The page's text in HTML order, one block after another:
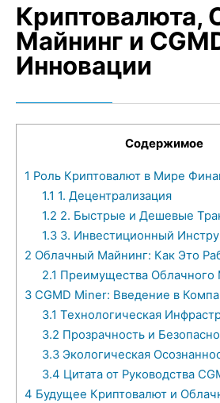
Криптовалюта,
Майнинг и
Инновации
Содержимое
1 Роль Криптовалют в Мире
1.1 1. Децентрализация
1.2 2. Быстрые и Дешевые
1.3 3. Инвестиционный
2 Облачный Майнинг: Как Это
2.1 Преимущества Облачного
3 CGMD Miner: Введение в
3.1 Технологическая
3.2 Прозрачность и
3.3 Экологическая
3.4 Цитата от Руководства
4 Будущее Криптовалют и